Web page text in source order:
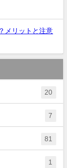
メリットと注意
20
7
81
1